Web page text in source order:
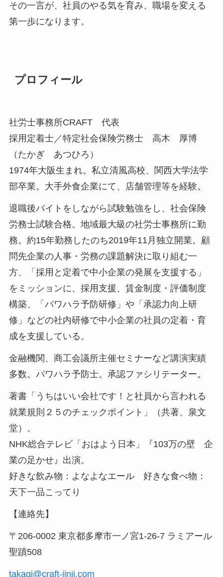
その一言が、社員のやる気を育み、職場を変える
第一歩になります。
プロフィール
社労士事務所CRAFT 代表
採用定着士／特定社会保険労務士 高木 厚博
（たかぎ あつひろ）
1974年大阪生まれ。私立清風高校、関西大学法学
部卒業。大手外食企業にて、店舗管理等を経験。
退職後バイトをしながら試験勉強をし、社会保険
労務士試験合格。地域最大級の社労士事務所に勤
務。約15年勤務したのち2019年11月独立開業。顧
問先企業の人事・労務の課題解決に取り組む一
方、「採用と定着で中小企業の発展を支援する」
をミッションに、採用支援、賃金制度・評価制度
構築、「パワハラ予防研修」や「承認力向上研
修」などの社内研修で中小企業の社員の定着・育
成を支援している。
金融機関、商工会議所主催セミナーなど講演実績
多数。パワハラ予防士。承認ファシリテーター。
著書「うちはいい会社です！と社員から言われる
就業規則２５のチェックポイント」（共著、泉文
堂）。
NHK総合テレビ「おはよう日本」『103万の壁 企
業の足かせ』出演。
好きな飲み物：よなよなエール 好きな食べ物：
天下一品こってり
【連絡先】
〒206-0002 東京都多摩市一ノ宮1-26-7 ラミアール
聖蹟508
takagi@craft-jinji.com